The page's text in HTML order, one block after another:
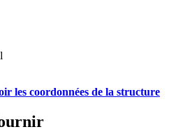
les coordonnées de la structure